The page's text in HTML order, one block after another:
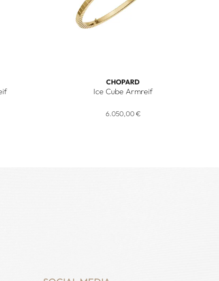
CHOPARD
Ice Cube Armreif
6.050,00 €